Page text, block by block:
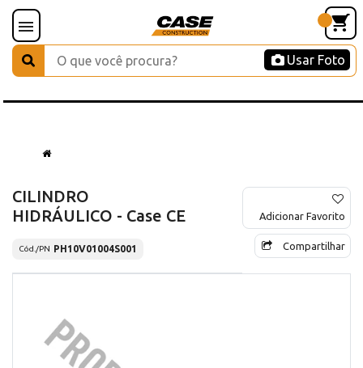
Usar Foto
CILINDRO
HIDRÁULICO - Case CE
Cód./PN PH10V01004S001
Adicionar Favorito
Compartilhar